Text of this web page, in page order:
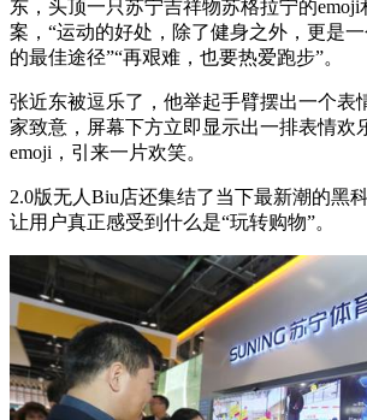
东，头顶一只苏宁吉祥物苏格拉宁的emoji
案，“运动的好处，除了健身之外，更是
的最佳途径”“再艰难，也要热爱跑步”。
张近东被逗乐了，他举起手臂摆出一个表
家致意，屏幕下方立即显示出一排表情欢
emoji，引来一片欢笑。
2.0版无人Biu店还集结了当下最新潮的黑
让用户真正感受到什么是“玩转购物”。